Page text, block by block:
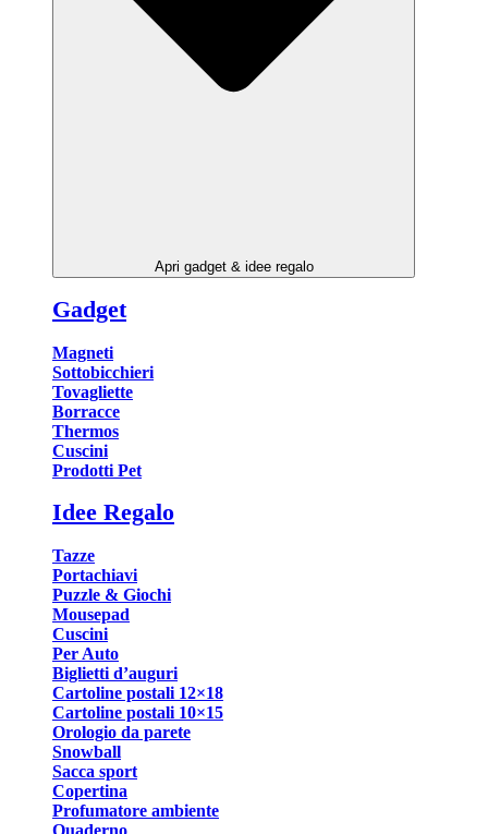
Apri gadget & idee regalo
Gadget
Magneti
Sottobicchieri
Tovagliette
Borracce
Thermos
Cuscini
Prodotti Pet
Idee Regalo
Tazze
Portachiavi
Puzzle & Giochi
Mousepad
Cuscini
Per Auto
Biglietti d’auguri
Cartoline postali 12×18
Cartoline postali 10×15
Orologio da parete
Snowball
Sacca sport
Copertina
Profumatore ambiente
Quaderno